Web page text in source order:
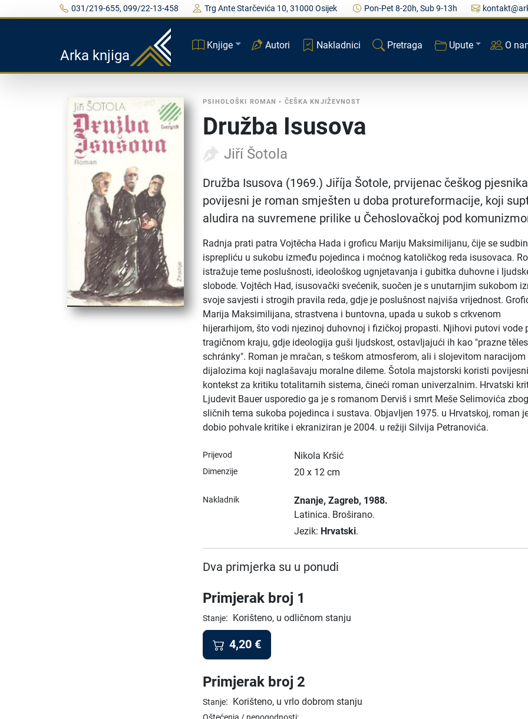
031/219-655, 099/22-13-458 Trg Ante Starčevića 10, 31000 Osijek Pon-Pet 8-20h, Sub 9-13h
Arka knjiga
Knjige Autori Nakladnici Pretraga Upute O
PSIHOLOŠKI ROMAN • ČEŠKA KNJIŽEVNOST
Družba Isusova
Jiří Šotola
Družba Isusova (1969.) Jiříja Šotole, prvijenac češkog
povijesni je roman smješten u doba protureformacije, koji
aludira na suvremene prilike u Čehoslovačkoj pod
Radnja prati patra Vojtěcha Hada i groficu Mariju Maksimilijanu, čije se
isprepliću u sukobu između pojedinca i moćnog katoličkog reda isusovaca.
istražuje teme poslušnosti, ideološkog ugnjetavanja i gubitka duhovne i
slobode. Vojtěch Had, isusovački svećenik, suočen je s unutarnjim sukobom
svoje savjesti i strogih pravila reda, gdje je poslušnost najviša vrijednost.
Marija Maksimilijana, strastvena i buntovna, upada u sukob s crkvenom
hijerarhijom, što vodi njezinoj duhovnoj i fizičkoj propasti. Njihovi putovi vode
tragičnom kraju, gdje ideologija guši ljudskost, ostavljajući ih kao "prazne
schránky". Roman je mračan, s teškom atmosferom, ali i slojevitom naracijom
dijalozima koji naglašavaju moralne dileme. Šotola majstorski koristi povijesni
kontekst za kritiku totalitarnih sistema, čineći roman univerzalnim. Hrvatski
Ljudevit Bauer usporedio ga je s romanom Derviš i smrt Meše Selimovića zbog
sličnih tema sukoba pojedinca i sustava. Objavljen 1975. u Hrvatskoj, roman
dobio pohvale kritike i ekraniziran je 2004. u režiji Silvija Petranovića.
Prijevod Nikola Kršić
Dimenzije 20 x 12 cm
Nakladnik Znanje, Zagreb, 1988.
Latinica. Broširano.
Jezik: Hrvatski.
Dva primjerka su u ponudi
Primjerak broj 1
Stanje: Korišteno, u odličnom stanju
4,20 €
Primjerak broj 2
Stanje: Korišteno, u vrlo dobrom stanju
Oštećenja / nepogodnosti: